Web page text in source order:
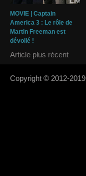
MOVIE | Captain
America 3 : Le rôle de
Martin Freeman est
dévoilé !
Article plus récent
Copyright © 2012-2019